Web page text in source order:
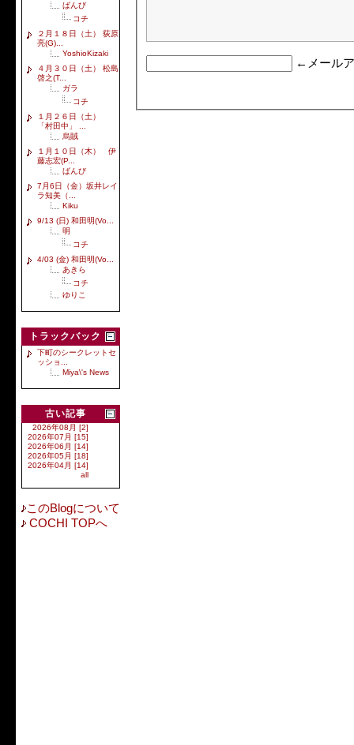
ばんび
コチ
２月１８日（土） 荻原
亮(G)...
YoshioKizaki
４月３０日（土） 松島
啓之(T...
ガラ
コチ
１月２６日（土）
「村田中」 ...
烏賊
１月１０日（木） 伊
藤志宏(P...
ばんび
7月6日（金）坂井レイ
ラ知美（...
Kiku
9/13 (日) 和田明(Vo...
明
コチ
4/03 (金) 和田明(Vo...
あきら
コチ
ゆりこ
トラックバック
下町のシークレットセ
ッショ...
Miya\'s News
古い記事
2026年08月 [2]
2026年07月 [15]
2026年06月 [14]
2026年05月 [18]
2026年04月 [14]
all
このBlogについて
COCHI TOPへ
←メール